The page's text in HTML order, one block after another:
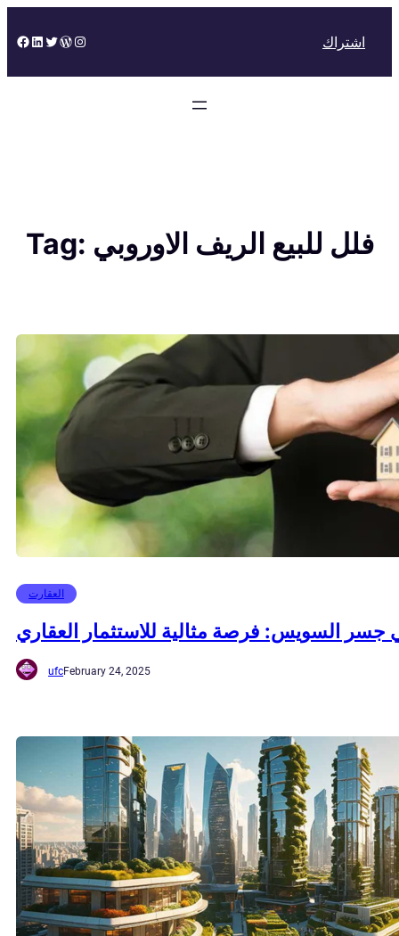
to
Facebook
LinkedIn
Twitter
WordPress
Instagram اشتراك
Tag: فلل للبيع الريف الاوروبي
العقارت
السويس: فرصة مثالية للاستثمار العقاري
ufcFebruary 24, 2025